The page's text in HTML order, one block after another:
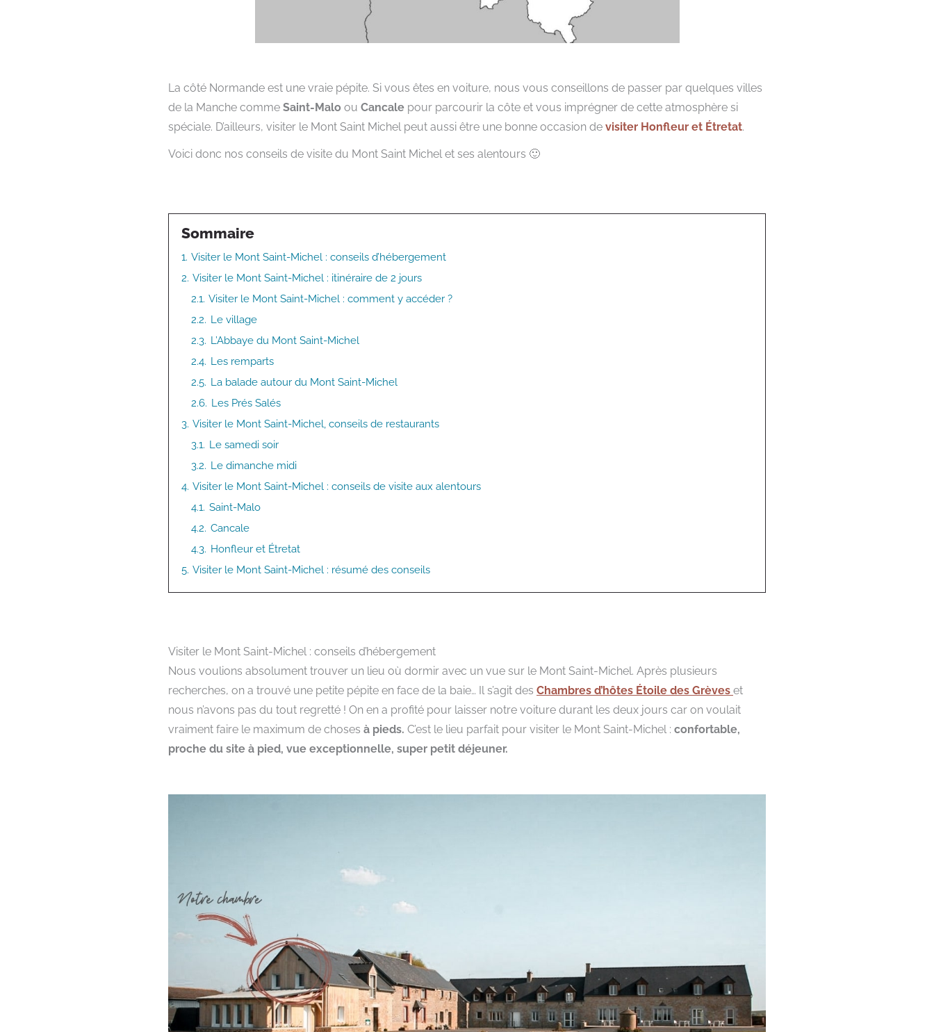
La côté Normande est une vraie pépite. Si vous êtes en voiture, nous vous conseillons de passer par quelques villes
de la Manche comme Saint-Malo ou Cancale pour parcourir la côte et vous imprégner de cette atmosphère si
spéciale. D’ailleurs, visiter le Mont Saint Michel peut aussi être une bonne occasion de visiter Honfleur et Étretat.
Voici donc nos conseils de visite du Mont Saint Michel et ses alentours 🙂
Sommaire
1. Visiter le Mont Saint-Michel : conseils d’hébergement
2. Visiter le Mont Saint-Michel : itinéraire de 2 jours
2.1. Visiter le Mont Saint-Michel : comment y accéder ?
2.2. Le village
2.3. L’Abbaye du Mont Saint-Michel
2.4. Les remparts
2.5. La balade autour du Mont Saint-Michel
2.6. Les Prés Salés
3. Visiter le Mont Saint-Michel, conseils de restaurants
3.1. Le samedi soir
3.2. Le dimanche midi
4. Visiter le Mont Saint-Michel : conseils de visite aux alentours
4.1. Saint-Malo
4.2. Cancale
4.3. Honfleur et Étretat
5. Visiter le Mont Saint-Michel : résumé des conseils
Visiter le Mont Saint-Michel : conseils d’hébergement
Nous voulions absolument trouver un lieu où dormir avec un vue sur le Mont Saint-Michel. Après plusieurs
recherches, on a trouvé une petite pépite en face de la baie… Il s’agit des Chambres d’hôtes Étoile des Grèves et
nous n’avons pas du tout regretté ! On en a profité pour laisser notre voiture durant les deux jours car on voulait
vraiment faire le maximum de choses à pieds. C’est le lieu parfait pour visiter le Mont Saint-Michel : confortable,
proche du site à pied, vue exceptionnelle, super petit déjeuner.